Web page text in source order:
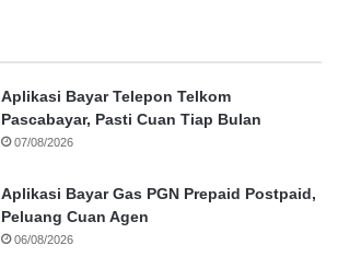
Aplikasi Bayar Telepon Telkom
Pascabayar, Pasti Cuan Tiap Bulan
07/08/2026
Aplikasi Bayar Gas PGN Prepaid Postpaid,
Peluang Cuan Agen
06/08/2026